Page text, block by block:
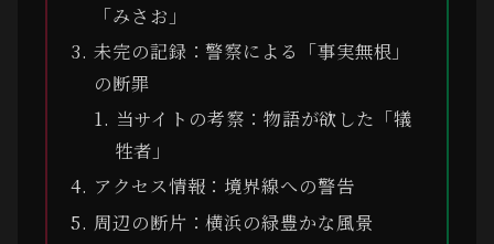
「みさお」
未完の記録：警察による「事実無根」
の断罪
当サイトの考察：物語が欲した「犠
牲者」
アクセス情報：境界線への警告
周辺の断片：横浜の緑豊かな風景